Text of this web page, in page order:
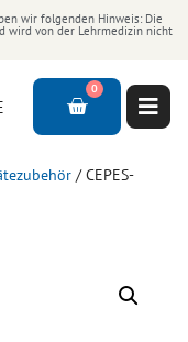
wir folgenden Hinweis: Die
wird von der Lehrmedizin nicht
0
/ CEPES-